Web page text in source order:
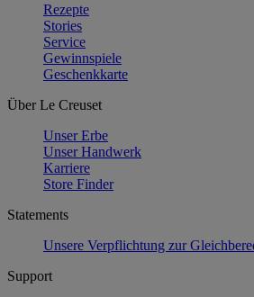
Rezepte
Stories
Service
Gewinnspiele
Geschenkkarte
Über Le Creuset
Unser Erbe
Unser Handwerk
Karriere
Store Finder
Statements
Unsere Verpflichtung zur
Support